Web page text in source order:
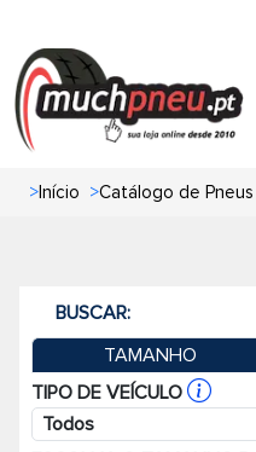
Início
Pneus de carro
Pneus 4x4
Marcas
Oficinas de Pneus
>Início >Catálogo de Pneus
BUSCAR:
TAMANHO
TIPO DE VEÍCULO
Todos